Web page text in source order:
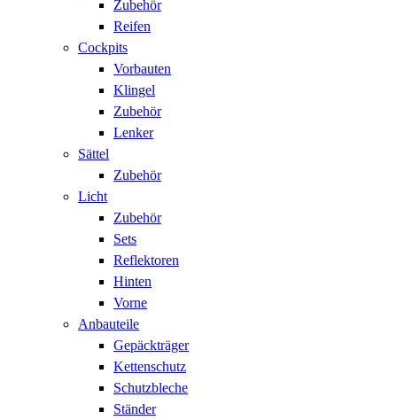
Zubehör
Reifen
Cockpits
Vorbauten
Klingel
Zubehör
Lenker
Sättel
Zubehör
Licht
Zubehör
Sets
Reflektoren
Hinten
Vorne
Anbauteile
Gepäckträger
Kettenschutz
Schutzbleche
Ständer